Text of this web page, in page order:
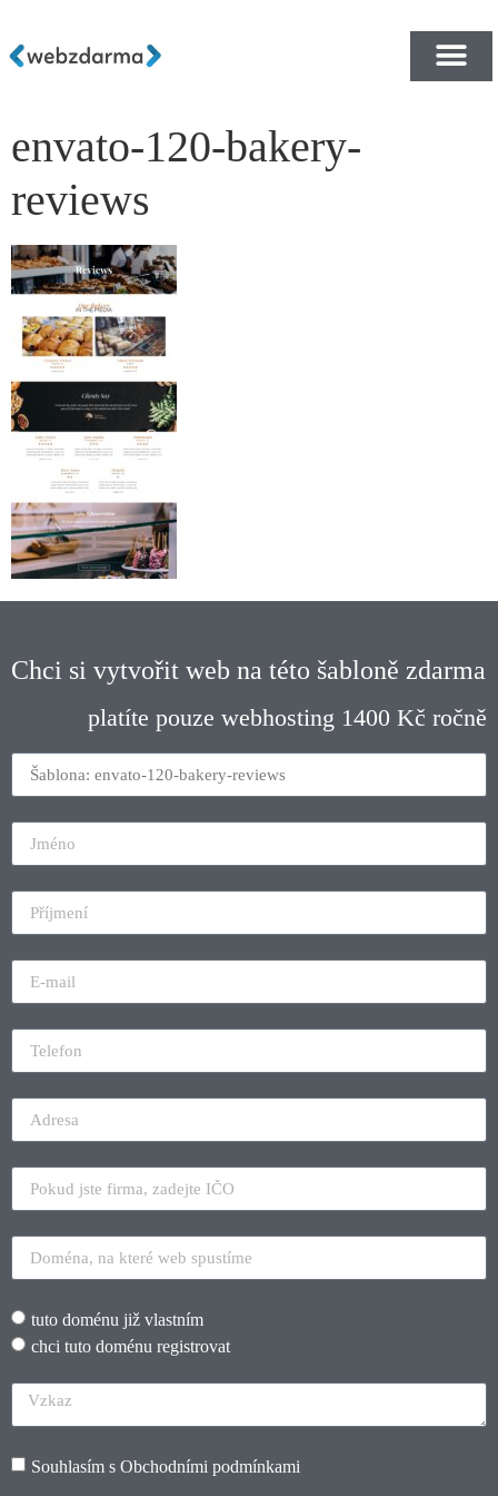
envato-120-bakery-
reviews
Chci si vytvořit web na této šabloně zdarma
platíte pouze webhosting 1400 Kč ročně
tuto doménu již vlastním
chci tuto doménu registrovat
Souhlasím s Obchodními podmínkami